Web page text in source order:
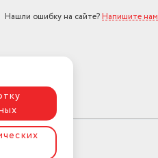
Нашли ошибку на сайте? Напишите нам